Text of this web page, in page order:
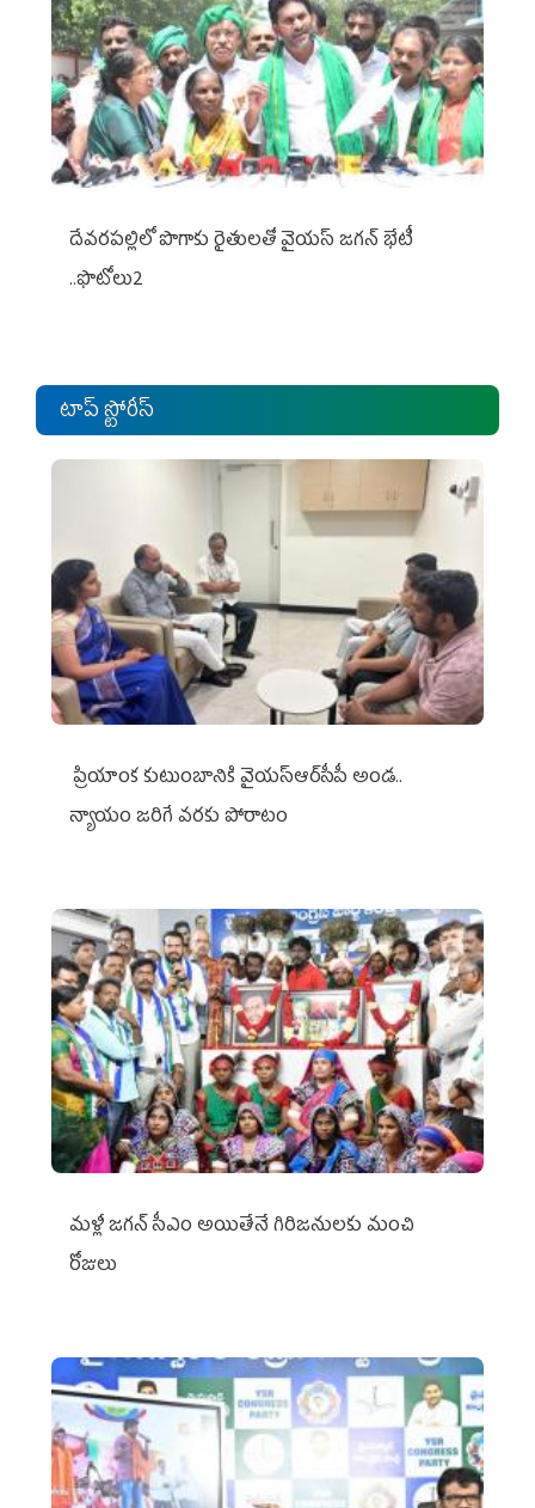
దేవరపల్లిలో పొగాకు రైతులతో వైయస్ జగన్ భేటీ
..ఫొటోలు2
టాప్ స్టోరీస్
ప్రియాంక కుటుంబానికి వైయ‌స్ఆర్‌సీపీ అండ..
న్యాయం జరిగే వరకు పోరాటం
మళ్లీ జగన్ సీఎం అయితేనే గిరిజనులకు మంచి
రోజులు